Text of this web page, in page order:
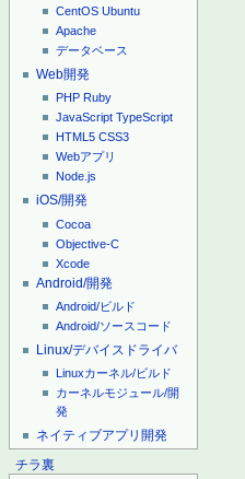
CentOS Ubuntu
Apache
データベース
Web開発
PHP Ruby
JavaScript TypeScript
HTML5 CSS3
Webアプリ
Node.js
iOS/開発
Cocoa
Objective-C
Xcode
Android/開発
Android/ビルド
Android/ソースコード
Linux/デバイスドライバ
Linuxカーネル/ビルド
カーネルモジュール/開
発
ネイティブアプリ開発
チラ裏